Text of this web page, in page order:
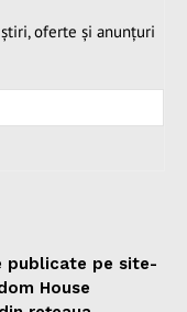
oferte și anunțuri
publicate pe site-
House